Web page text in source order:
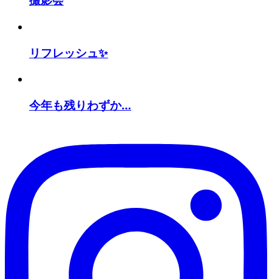
リフレッシュ✨
今年も残りわずか…